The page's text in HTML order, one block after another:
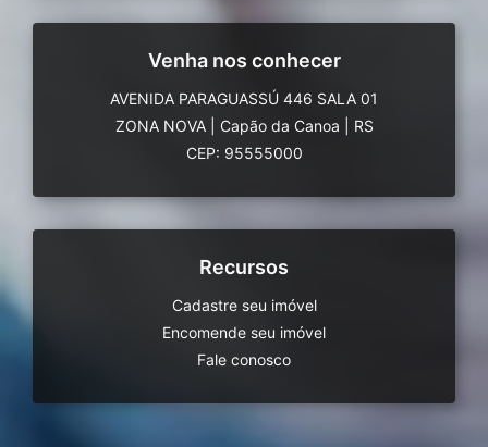
Venha nos conhecer
AVENIDA PARAGUASSÚ 446 SALA 01
ZONA NOVA
Capão da Canoa
RS
CEP: 95555000
Recursos
Cadastre seu imóvel
Encomende seu imóvel
Fale conosco